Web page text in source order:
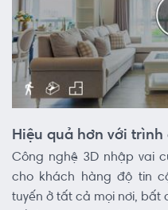
Hiệu quả hơn với trình
Công nghệ 3D nhập vai
cho khách hàng độ tin
tuyến ở tất cả mọi nơi, bất